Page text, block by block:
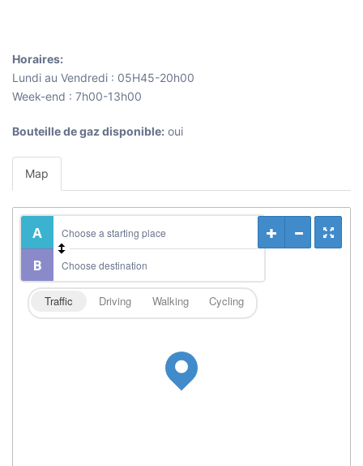
Horaires:
Lundi au Vendredi : 05H45-20h00
Week-end : 7h00-13h00
Bouteille de gaz disponible: oui
Map
Traffic Driving Walking Cycling